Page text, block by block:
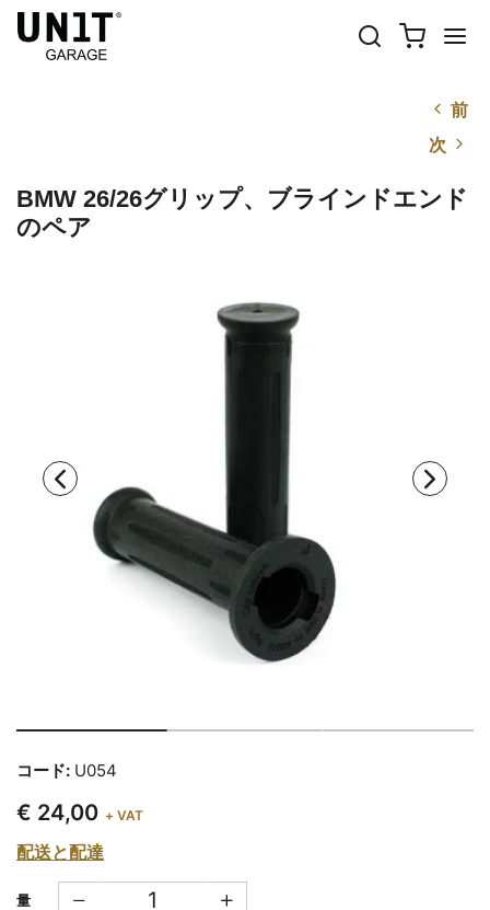
前
次
BMW 26/26グリップ、ブラインドエンド
のペア
コード: U054
€ 24,00 + VAT
配送と配達
量